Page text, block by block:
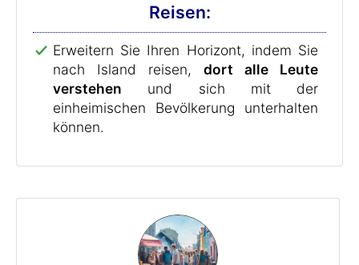
Reisen:
Erweitern Sie Ihren Horizont, indem Sie
nach Island reisen, dort alle Leute
verstehen und sich mit der
einheimischen Bevölkerung unterhalten
können.